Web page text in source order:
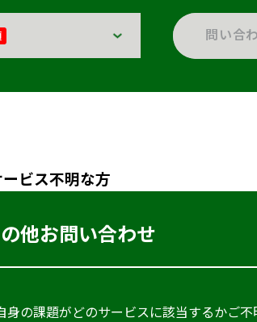
問い合
ビス不明な方
他お問い合わせ
身の課題がどのサービスに該当するかご